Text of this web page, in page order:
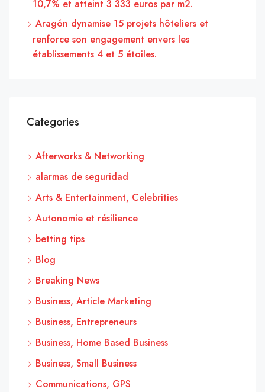
10,7% et atteint 3 333 euros par m2.
Aragón dynamise 15 projets hôteliers et
renforce son engagement envers les
établissements 4 et 5 étoiles.
Categories
Afterworks & Networking
alarmas de seguridad
Arts & Entertainment, Celebrities
Autonomie et résilience
betting tips
Blog
Breaking News
Business, Article Marketing
Business, Entrepreneurs
Business, Home Based Business
Business, Small Business
Communications, GPS